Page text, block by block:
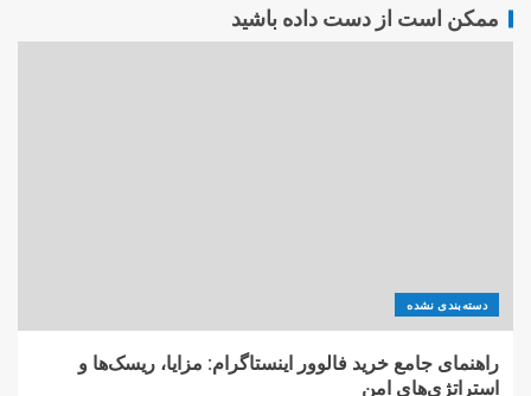
ممکن است از دست داده باشید
دسته‌بندی نشده
راهنمای جامع خرید فالوور اینستاگرام: مزایا، ریسک‌ها و
استراتژی‌های امن